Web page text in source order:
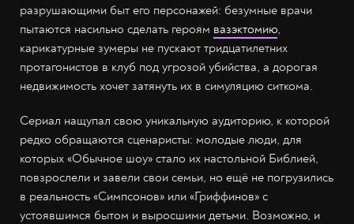
разрушающими быт его персонажей: безумные врачи
пытаются насильно сделать героям вазэктомию,
карикатурные зумеры не пускают тридцатилетних
протагонистов в клуб под угрозой убийства, а дорогая
недвижимость хочет затянуть их в симуляцию ситкома.
Сериал нащупал свою уникальную аудиторию, к которой
редко обращаются сценаристы: молодые люди, для
которых «Обычное шоу» стало их настольной Библией,
повзрослели и завели свои семьи, но ещё не погрузились
в реальность «Симпсонов» или «Гриффинов» с
устоявшимся бытом и выросшими детьми. Возможно, и